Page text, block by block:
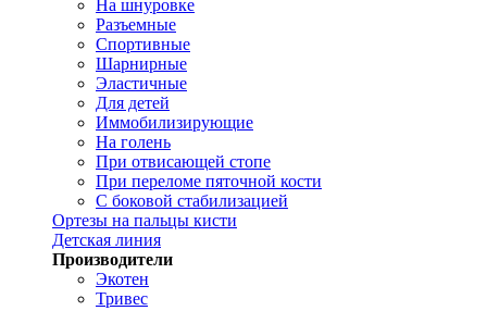
На шнуровке
Разъемные
Спортивные
Шарнирные
Эластичные
Для детей
Иммобилизирующие
На голень
При отвисающей стопе
При переломе пяточной кости
С боковой стабилизацией
Ортезы на пальцы кисти
Детская линия
Производители
Экотен
Тривес